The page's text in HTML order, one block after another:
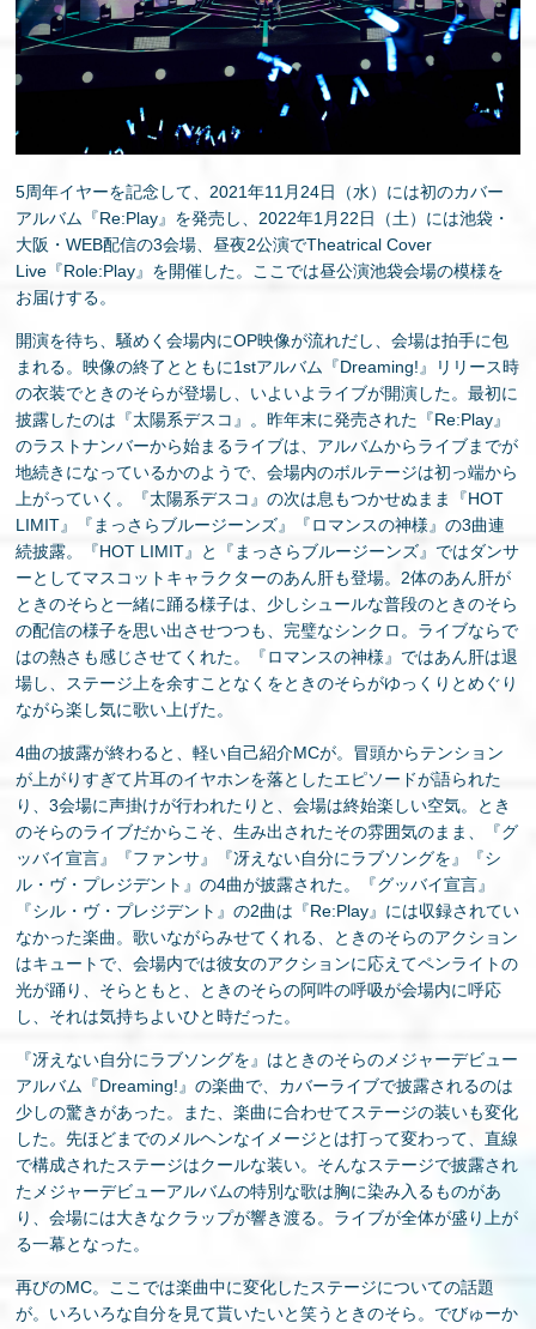
5周年イヤーを記念して、2021年11月24日（水）には初のカバー
アルバム『Re:Play』を発売し、2022年1月22日（土）には池袋・
大阪・WEB配信の3会場、昼夜2公演でTheatrical Cover
Live『Role:Play』を開催した。ここでは昼公演池袋会場の模様を
お届けする。
開演を待ち、騒めく会場内にOP映像が流れだし、会場は拍手に包
まれる。映像の終了とともに1stアルバム『Dreaming!』リリース時
の衣装でときのそらが登場し、いよいよライブが開演した。最初に
披露したのは『太陽系デスコ』。昨年末に発売された『Re:Play』
のラストナンバーから始まるライブは、アルバムからライブまでが
地続きになっているかのようで、会場内のボルテージは初っ端から
上がっていく。『太陽系デスコ』の次は息もつかせぬまま『HOT
LIMIT』『まっさらブルージーンズ』『ロマンスの神様』の3曲連
続披露。『HOT LIMIT』と『まっさらブルージーンズ』ではダンサ
ーとしてマスコットキャラクターのあん肝も登場。2体のあん肝が
ときのそらと一緒に踊る様子は、少しシュールな普段のときのそら
の配信の様子を思い出させつつも、完璧なシンクロ。ライブならで
はの熱さも感じさせてくれた。『ロマンスの神様』ではあん肝は退
場し、ステージ上を余すことなくをときのそらがゆっくりとめぐり
ながら楽し気に歌い上げた。
4曲の披露が終わると、軽い自己紹介MCが。冒頭からテンション
が上がりすぎて片耳のイヤホンを落としたエピソードが語られた
り、3会場に声掛けが行われたりと、会場は終始楽しい空気。とき
のそらのライブだからこそ、生み出されたその雰囲気のまま、『グ
ッバイ宣言』『ファンサ』『冴えない自分にラブソングを』『シ
ル・ヴ・プレジデント』の4曲が披露された。『グッバイ宣言』
『シル・ヴ・プレジデント』の2曲は『Re:Play』には収録されてい
なかった楽曲。歌いながらみせてくれる、ときのそらのアクション
はキュートで、会場内では彼女のアクションに応えてペンライトの
光が踊り、そらともと、ときのそらの阿吽の呼吸が会場内に呼応
し、それは気持ちよいひと時だった。
『冴えない自分にラブソングを』はときのそらのメジャーデビュー
アルバム『Dreaming!』の楽曲で、カバーライブで披露されるのは
少しの驚きがあった。また、楽曲に合わせてステージの装いも変化
した。先ほどまでのメルヘンなイメージとは打って変わって、直線
で構成されたステージはクールな装い。そんなステージで披露され
たメジャーデビューアルバムの特別な歌は胸に染み入るものがあ
り、会場には大きなクラップが響き渡る。ライブが全体が盛り上が
る一幕となった。
再びのMC。ここでは楽曲中に変化したステージについての話題
が。いろいろな自分を見て貰いたいと笑うときのそら。でびゅーか